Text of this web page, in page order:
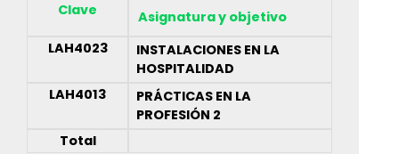
Clave
Asignatura y objetivo
LAH4023
INSTALACIONES EN LA
HOSPITALIDAD
LAH4013
PRÁCTICAS EN LA
PROFESIÓN 2
Total